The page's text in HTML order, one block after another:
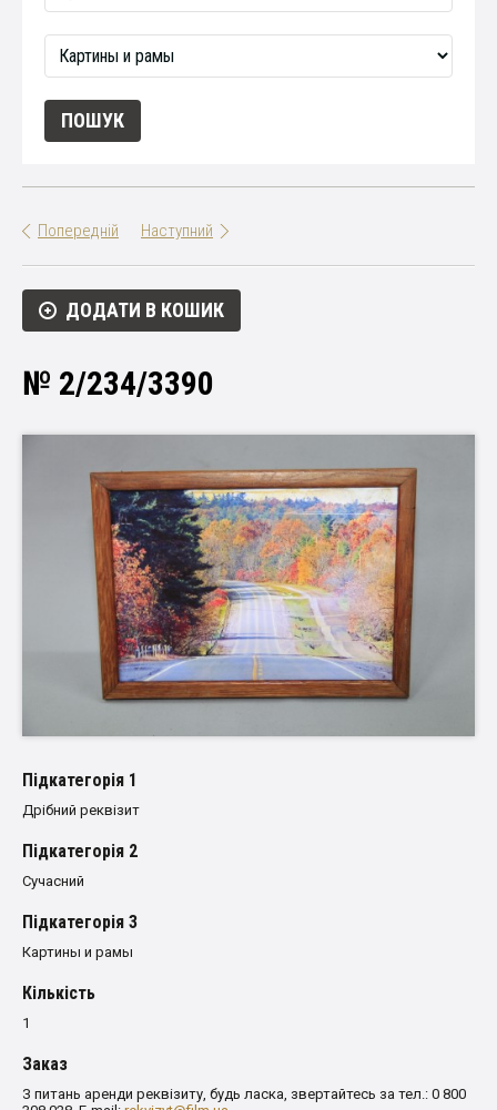
Попередній Наступний
ДОДАТИ В КОШИК
№ 2/234/3390
Пiдкатегорiя 1
Дрібний реквізит
Пiдкатегорiя 2
Сучасний
Пiдкатегорiя 3
Картины и рамы
Кількість
1
Заказ
З питань аренди реквізиту, будь ласка, звертайтесь за тел.: 0 800